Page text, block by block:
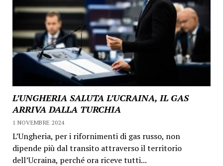
L’UNGHERIA SALUTA L’UCRAINA, IL GAS
ARRIVA DALLA TURCHIA
1 NOVEMBRE 2024
L’Ungheria, per i rifornimenti di gas russo, non
dipende più dal transito attraverso il territorio
dell’Ucraina, perché ora riceve tutti...